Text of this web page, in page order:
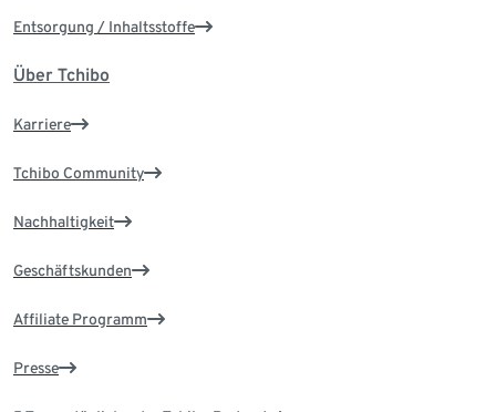
Entsorgung / Inhaltsstoffe
Über Tchibo
Karriere
Tchibo Community
Nachhaltigkeit
Geschäftskunden
Affiliate Programm
Presse